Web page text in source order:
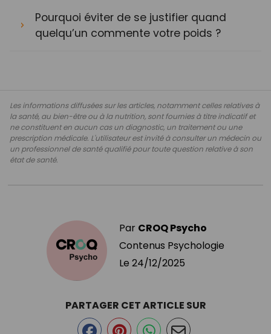
Pourquoi éviter de se justifier quand
quelqu’un commente votre poids ?
Les informations diffusées sur les articles, notamment celles relatives à
la santé, au bien-être ou à la nutrition, sont fournies à titre indicatif et
ne constituent en aucun cas un diagnostic, un traitement ou une
prescription médicale. L'utilisateur est invité à consulter un médecin ou
un professionnel de santé qualifié pour toute question relative à son
état de santé.
Par CROQ Psycho
Contenus Psychologie
Le 24/12/2025
PARTAGER CET ARTICLE SUR